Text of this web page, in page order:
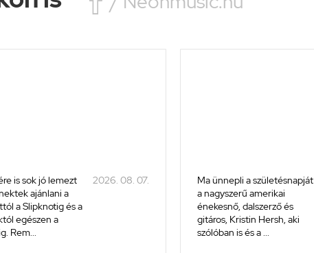
is sok jó lemezt
ajánlani a
a Slipknotig és a
egészen a
Rem...
2026. 08. 07.
Ma ünnepli a születésnapját
a nagyszerű amerikai
énekesnő, dalszerző és
gitáros, Kristin Hersh, aki
szólóban is és a ...